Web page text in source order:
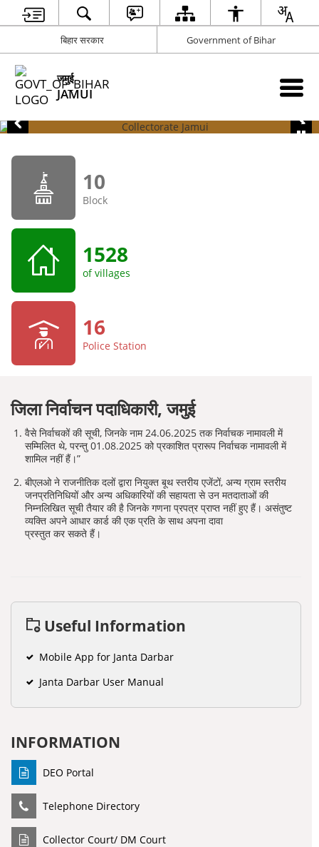
बिहार सरकार Government of Bihar
जमुई
JAMUI
10
Block
1528
of villages
16
Police Station
जिला निर्वाचन पदाधिकारी,जमुई
वैसे निर्वाचकों की सूची, जिनके नाम 24.06.2025 तक निर्वाचक नामावली में
सम्मिलित थे, परन्तु 01.08.2025 को प्रकाशित प्रारूप निर्वाचक नामावली में
शामिल नहीं हैं।”
बीएलओ ने राजनीतिक दलों द्वारा नियुक्त बूथ स्तरीय एजेंटों, अन्य ग्राम स्तरीय
जनप्रतिनिधियों और अन्य अधिकारियों की सहायता से उन मतदाताओं की
निम्नलिखित सूची तैयार की है जिनके गणना प्रपत्र प्राप्त नहीं हुए हैं। असंतुष्ट
व्यक्ति अपने आधार कार्ड की एक प्रति के साथ अपना दावा
प्रस्तुत कर सकते हैं।
Useful Information
Mobile App for Janta Darbar
Janta Darbar User Manual
INFORMATION
DEO Portal
Telephone Directory
Collector Court/ DM Court